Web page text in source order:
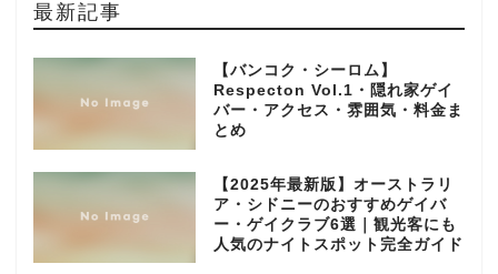
最新記事
【バンコク・シーロム】
Respecton Vol.1・隠れ家ゲイ
バー・アクセス・雰囲気・料金ま
とめ
【2025年最新版】オーストラリ
ア・シドニーのおすすめゲイバ
ー・ゲイクラブ6選｜観光客にも
人気のナイトスポット完全ガイド